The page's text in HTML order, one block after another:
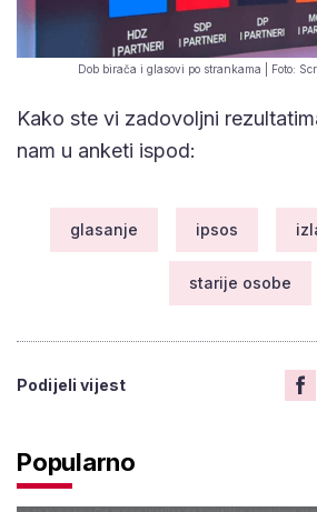
Dob birača i glasovi po strankama | Foto:
Kako ste vi zadovoljni
nam u anketi ispod:
glasanje ipsos
starije osobe
Podijeli vijest
Popularno